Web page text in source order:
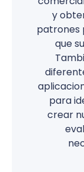
y
patrones
que
para
crear